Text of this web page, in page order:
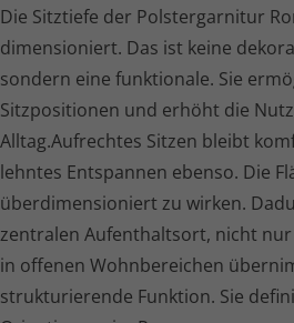
Die Sitztiefe der Polster­garnitur
dimensioniert. Das ist keine
sondern eine funktionale. Sie
Sitzpositionen und erhöht die
Alltag.Aufrechtes Sitzen bleibt
lehntes Entspannen ebenso. Die
über­di­men­sio­niert zu wirken.
zentralen Aufenthaltsort, nicht
in offenen Wohnbereichen
struk­tu­rie­rende Funktion. Sie